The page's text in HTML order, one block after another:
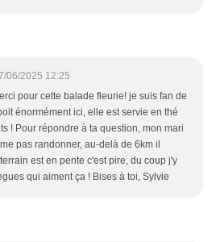
06/2025 12:25
pour cette balade fleurie! je suis fan de
énormément ici, elle est servie en thé
! Pour répondre à ta question, mon mari
pas randonner, au-delà de 6km il
est en pente c'est pire, du coup j'y
qui aiment ça ! Bises à toi, Sylvie